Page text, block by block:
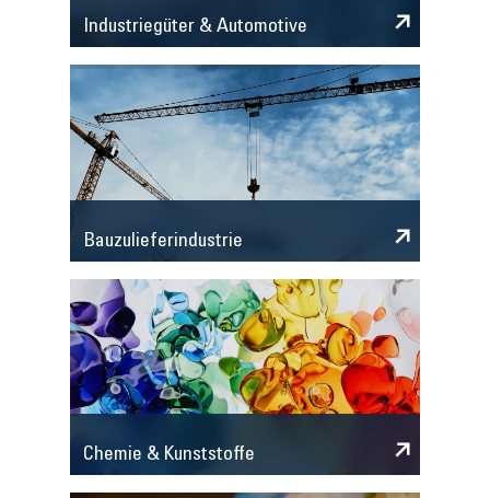
Industriegüter & Automotive
Bauzulieferindustrie
Chemie & Kunststoffe